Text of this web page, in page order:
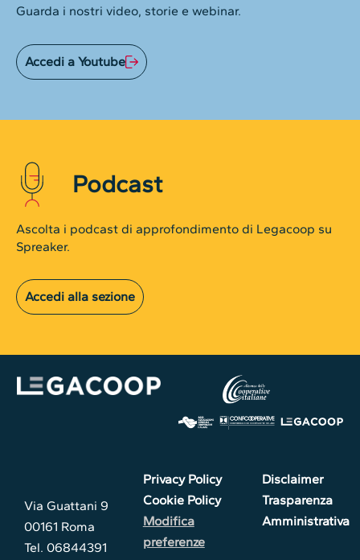
Guarda i nostri video, storie e webinar.
Accedi a Youtube
Podcast
Ascolta i podcast di approfondimento di Legacoop su
Spreaker.
Accedi alla sezione
Via Guattani 9
00161 Roma
Tel. 06844391
Privacy Policy
Cookie Policy
Modifica
preferenze
Disclaimer
Trasparenza
Amministrativa